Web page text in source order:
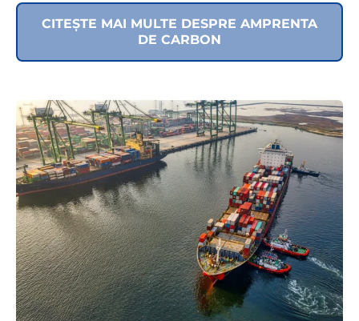
CITEȘTE MAI MULTE DESPRE AMPRENTA
DE CARBON